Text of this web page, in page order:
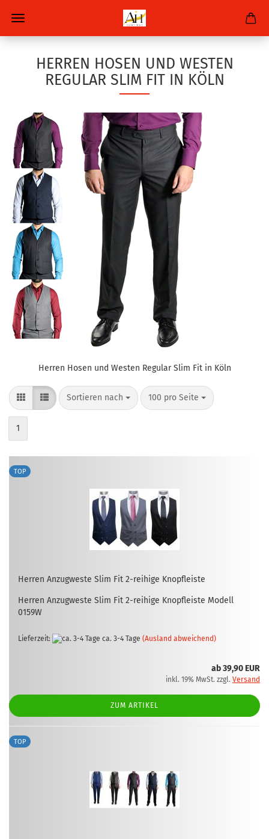
HERREN HOSEN UND WESTEN
REGULAR SLIM FIT IN KÖLN
Herren Hosen und Westen Regular Slim Fit in Köln
Sortieren nach
Sortieren nach 100 pro Seite
pro Seite
1
TOP
Her­ren An­zug­wes­te Slim Fit 2-​rei­hi­ge Knopfleis­te
Her­ren An­zug­wes­te Slim Fit 2-​reihige Knopfleis­te Mo­dell
0159W
Lieferzeit: ca. 3-4 Tage (Ausland abweichend)
ab 39,90 EUR
inkl. 19% MwSt. zzgl. Versand
ZUM ARTIKEL
TOP